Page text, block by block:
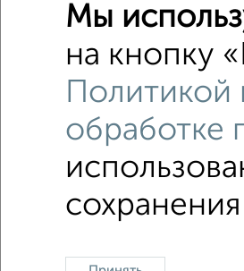
Однокомнатные
Контакты
Мы
на кнопку
обработке